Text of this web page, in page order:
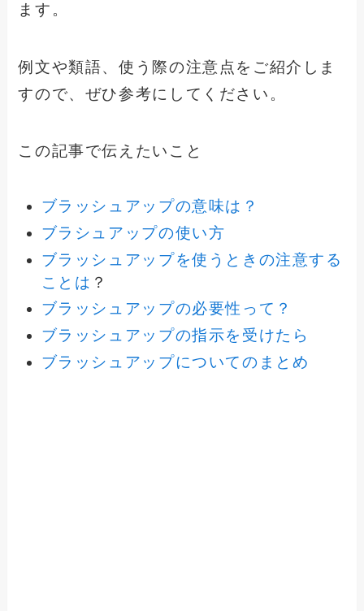
ます。
例文や類語、使う際の注意点をご紹介しま
すので、ぜひ参考にしてください。
この記事で伝えたいこと
ブラッシュアップの意味は？
ブラシュアップの使い方
ブラッシュアップを使うときの注意する
ことは ？
ブラッシュアップの必要性って？
ブラッシュアップの指示を受けたら
ブラッシュアップについてのまとめ